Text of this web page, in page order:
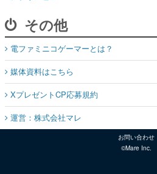
その他
電ファミニコゲーマーとは？
媒体資料はこちら
XプレゼントCP応募規約
運営：株式会社マレ
お問い合わせ
©Mare Inc.